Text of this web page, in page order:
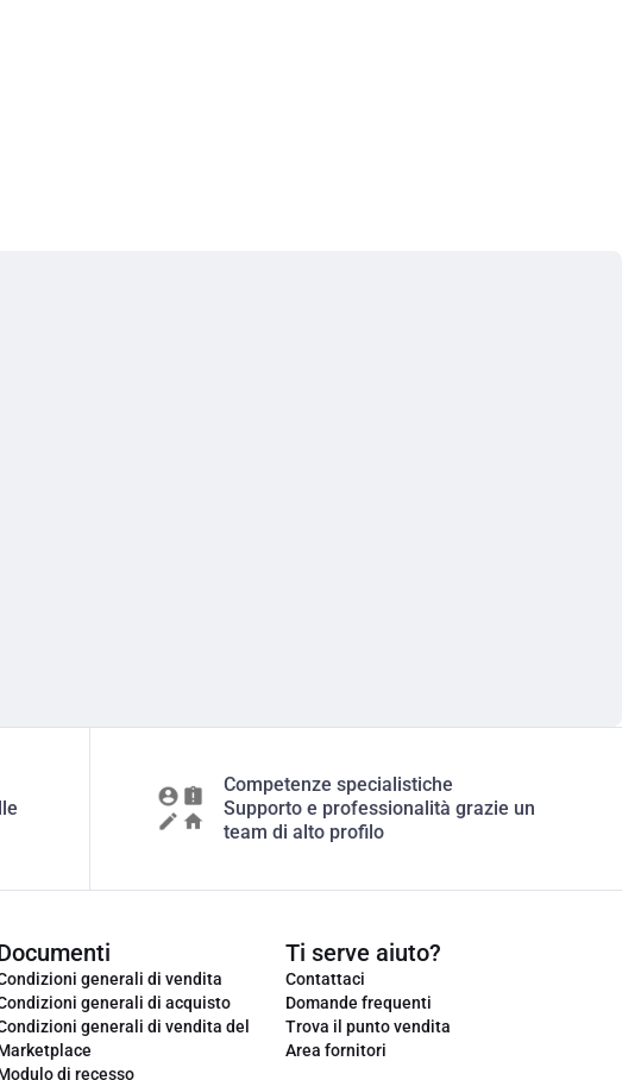
Competenze specialistiche
Supporto e professionalità grazie un
team di alto profilo
generali di vendita
generali di acquisto
generali di vendita del
di recesso
Ti serve aiuto?
Contattaci
Domande frequenti
Trova il punto vendita
Area fornitori